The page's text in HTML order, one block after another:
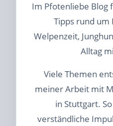
Im Pfotenliebe Blog
Tipps rund um
Welpenzeit,
Alltag
Viele Themen
meiner Arbeit mit
in Stuttgart.
verständliche